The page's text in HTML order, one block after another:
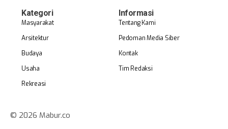
Kategori
Masyarakat
Arsitektur
Budaya
Usaha
Rekreasi
Informasi
Tentang Kami
Pedoman Media Siber
Kontak
Tim Redaksi
© 2026 Mabur.co